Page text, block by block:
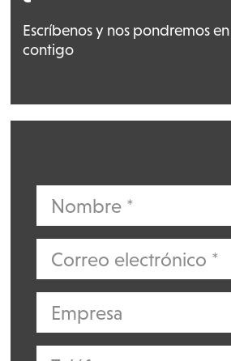
Escríbenos y nos pondremos
contigo